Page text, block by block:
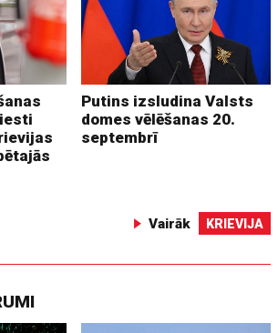
Putins izsludina Valsts
domes vēlēšanas 20.
septembrī
Vairāk KRIEVIJA